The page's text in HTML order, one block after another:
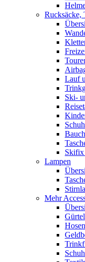
Rucksäcke,
Lauf
Ski-
Skifix
Lampen
Mehr
Gürtel